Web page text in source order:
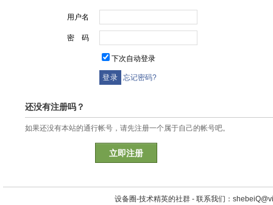
用户名
密 码
下次自动登录
忘记密码?
还没有注册吗？
如果还没有本站的通行帐号，请先注册一个属于自己的帐号吧。
立即注册
设备圈-技术精英的社群 - 联系我们：